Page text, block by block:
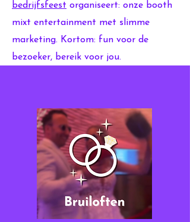
bedrijfsfeest organiseert: onze booth
mixt entertainment met slimme
marketing. Kortom: fun voor de
bezoeker, bereik voor jou.